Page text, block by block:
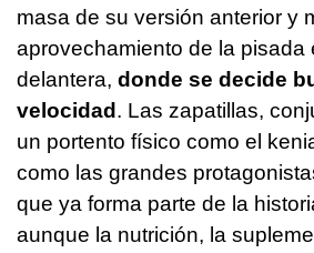
masa de su versión anterior y
aprovechamiento de la pisada
delantera, donde se decide
velocidad . Las zapatillas,
un portento físico como el
como las grandes
que ya forma parte de la
aunque la nutrición, la